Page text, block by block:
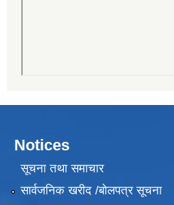
Notices
सूचना तथा समाचार
सार्वजनिक खरीद /बोलपत्र सूचना